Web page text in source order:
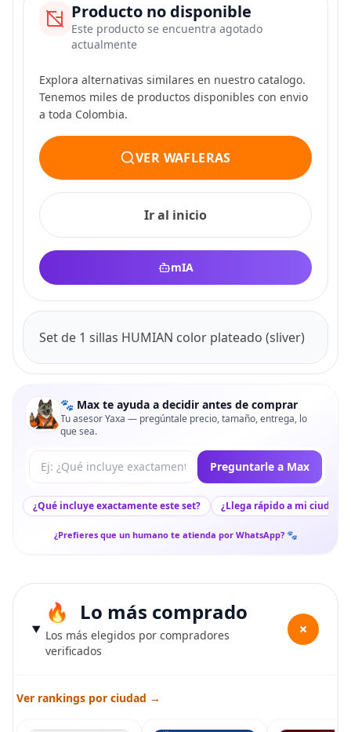
Producto no disponible
Este producto se encuentra agotado
actualmente
Explora alternativas similares en nuestro catalogo.
Tenemos miles de productos disponibles con envio
a toda Colombia.
VER WAFLERAS
Ir al inicio
mIA
Set de 1 sillas HUMIAN color plateado (sliver)
🐾 Max te ayuda a decidir antes de comprar
Tu asesor Yaxa — pregúntale precio, tamaño, entrega, lo
que sea.
Tu pregunta a Max Preguntarle a Max
¿Qué incluye exactamente este set? ¿Llega rápido a mi ciudad?
¿Prefieres que un humano te atienda por WhatsApp? 🐾
Lo más comprado
Los más elegidos por compradores
verificados
+
Ver rankings por ciudad →